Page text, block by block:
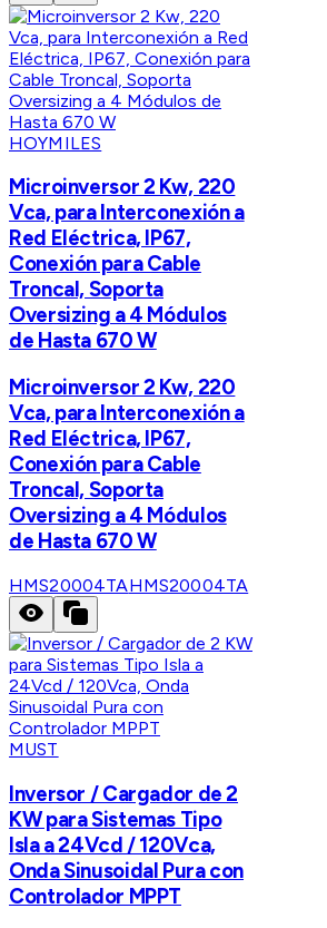
HOYMILES
Microinversor 2 Kw, 220
Vca, para Interconexión a
Red Eléctrica, IP67,
Conexión para Cable
Troncal, Soporta
Oversizing a 4 Módulos
de Hasta 670 W
Microinversor 2 Kw, 220
Vca, para Interconexión a
Red Eléctrica, IP67,
Conexión para Cable
Troncal, Soporta
Oversizing a 4 Módulos
de Hasta 670 W
HMS20004TAHMS20004TA
MUST
Inversor / Cargador de 2
KW para Sistemas Tipo
Isla a 24Vcd / 120Vca,
Onda Sinusoidal Pura con
Controlador MPPT